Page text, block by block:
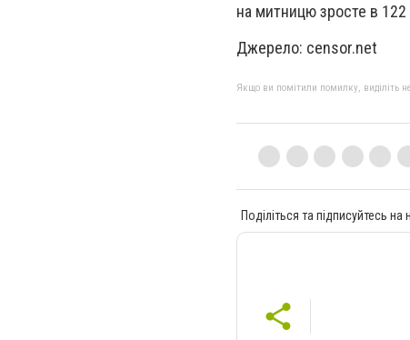
на митницю зросте в 122
Джерело: censor.net
Якщо ви помітили помилку, виділіть
Поділіться та підписуйтесь